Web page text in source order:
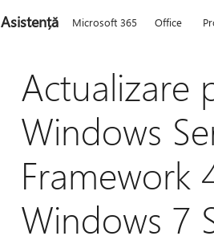
Asistență Microsoft 365 Office
Actualizare
Windows
Framework
Windows 7